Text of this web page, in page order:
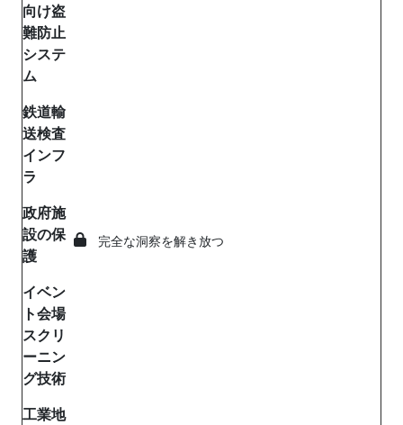
向け盗
難防止
システ
ム
完全な洞察を解き放つ
鉄道輸
送検査
インフ
ラ
政府施
設の保
護
イベン
ト会場
スクリ
ーニン
グ技術
工業地